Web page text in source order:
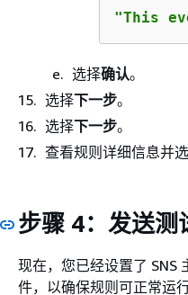
"This
选择确认。
选择下一步。
选择下一步。
查看规则详细信息并
步骤 4：发送测
现在，您已经设置了 SNS
件，以确保规则可正常运行